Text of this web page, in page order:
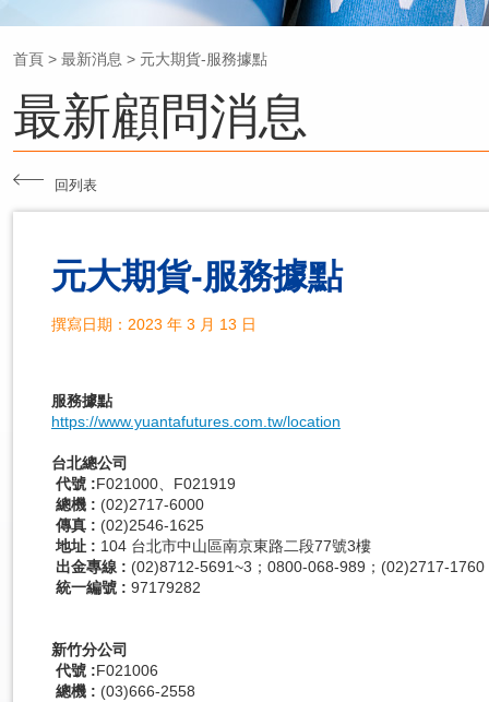
首頁 > 最新消息 > 元大期貨-服務據點
最新顧問消息
回列表
元大期貨-服務據點
撰寫日期：2023 年 3 月 13 日
服務據點
https://www.yuantafutures.com.tw/location
台北總公司
代號 :F021000、F021919
總機 : (02)2717-6000
傳真 : (02)2546-1625
地址 : 104 台北市中山區南京東路二段77號3樓
出金專線 : (02)8712-5691~3；0800-068-989；(02)2717-
統一編號 : 97179282
新竹分公司
代號 :F021006
總機 : (03)666-2558